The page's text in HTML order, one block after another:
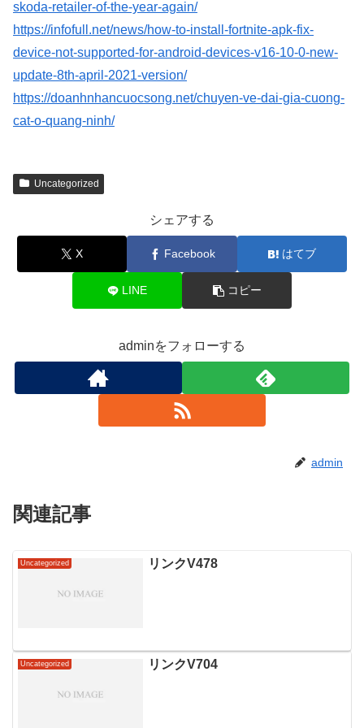
skoda-retailer-of-the-year-again/
https://infofull.net/news/how-to-install-fortnite-apk-fix-
device-not-supported-for-android-devices-v16-10-0-new-
update-8th-april-2021-version/
https://doanhnhancuocsong.net/chuyen-ve-dai-gia-cuong-
cat-o-quang-ninh/
Uncategorized
シェアする
X Facebook はてブ
LINE コピー
adminをフォローする
admin
関連記事
Uncategorized リンクV478
Uncategorized リンクV704